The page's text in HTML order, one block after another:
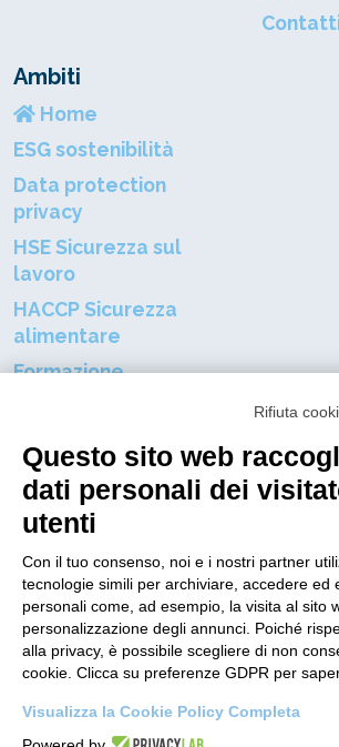
Ambiti
Home
ESG sostenibilità
Data protection
privacy
HSE Sicurezza sul
lavoro
HACCP Sicurezza
alimentare
Formazione
Resta connnesso al mondo
Nome
Indirizzo E-mail
Ho lettol'informativa sulla privacye
acconsentire al Trattamento dei dati
la newsletter.
Rifiuta
Questo sito web
dati personali dei
utenti
Con il tuo consenso, noi e i nostri partner
tecnologie simili per archiviare, accedere ed
personali come, ad esempio, la visita al sito
personalizzazione degli annunci. Poiché
alla privacy, è possibile scegliere di non
cookie. Clicca su preferenze GDPR per
Visualizza la Cookie Policy Completa